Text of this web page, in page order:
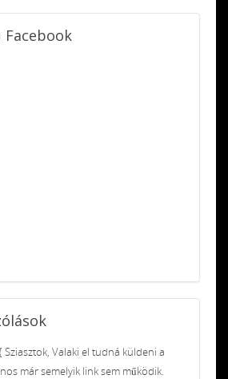
Facebook
Sziasztok, Valaki el tudná küldeni a
már semelyik link sem működik.